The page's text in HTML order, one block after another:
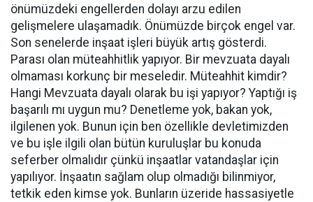
önümüzdeki engellerden dolayı arzu edilen
gelişmelere ulaşamadık. Önümüzde birçok engel var.
Son senelerde inşaat işleri büyük artış gösterdi.
Parası olan müteahhitlik yapıyor. Bir mevzuata dayalı
olmaması korkunç bir meseledir. Müteahhit kimdir?
Hangi Mevzuata dayalı olarak bu işi yapıyor? Yaptığı iş
başarılı mı uygun mu? Denetleme yok, bakan yok,
ilgilenen yok. Bunun için ben özellikle devletimizden
ve bu işle ilgili olan bütün kuruluşlar bu konuda
seferber olmalıdır çünkü inşaatlar vatandaşlar için
yapılıyor. İnşaatın sağlam olup olmadığı bilinmiyor,
tetkik eden kimse yok. Bunların üzeride hassasiyetle